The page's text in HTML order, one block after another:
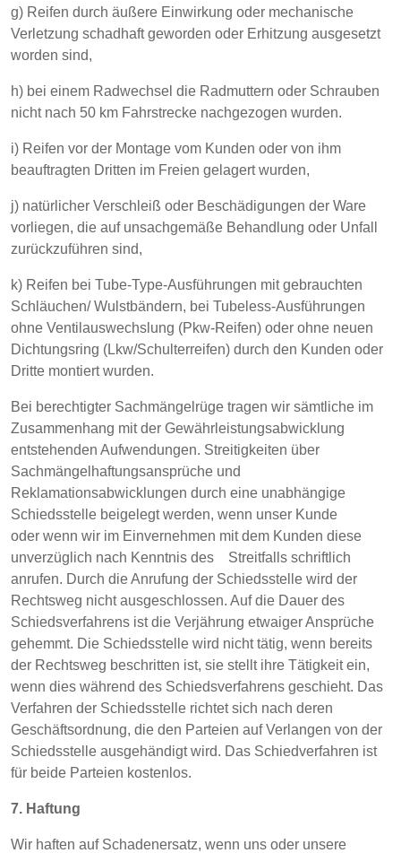
g) Reifen durch äußere Einwirkung oder mechanische
Verletzung schadhaft geworden oder Erhitzung ausgesetzt
worden sind,
h) bei einem Radwechsel die Radmuttern oder Schrauben
nicht nach 50 km Fahrstrecke nachgezogen wurden.
i) Reifen vor der Montage vom Kunden oder von ihm
beauftragten Dritten im Freien gelagert wurden,
j) natürlicher Verschleiß oder Beschädigungen der Ware
vorliegen, die auf unsachgemäße Behandlung oder Unfall
zurückzuführen sind,
k) Reifen bei Tube-Type-Ausführungen mit gebrauchten
Schläuchen/ Wulstbändern, bei Tubeless-Ausführungen
ohne Ventilauswechslung (Pkw-Reifen) oder ohne neuen
Dichtungsring (Lkw/Schulterreifen) durch den Kunden oder
Dritte montiert wurden.
Bei berechtigter Sachmängelrüge tragen wir sämtliche im
Zusammenhang mit der Gewährleistungsabwicklung
entstehenden Aufwendungen. Streitigkeiten über
Sachmängelhaftungsansprüche und
Reklamationsabwicklungen durch eine unabhängige
Schiedsstelle beigelegt werden, wenn unser Kunde
oder wenn wir im Einvernehmen mit dem Kunden diese
unverzüglich nach Kenntnis des Streitfalls schriftlich
anrufen. Durch die Anrufung der Schiedsstelle wird der
Rechtsweg nicht ausgeschlossen. Auf die Dauer des
Schiedsverfahrens ist die Verjährung etwaiger Ansprüche
gehemmt. Die Schiedsstelle wird nicht tätig, wenn bereits
der Rechtsweg beschritten ist, sie stellt ihre Tätigkeit ein,
wenn dies während des Schiedsverfahrens geschieht. Das
Verfahren der Schiedsstelle richtet sich nach deren
Geschäftsordnung, die den Parteien auf Verlangen von der
Schiedsstelle ausgehändigt wird. Das Schiedverfahren ist
für beide Parteien kostenlos.
7. Haftung
Wir haften auf Schadenersatz, wenn uns oder unsere